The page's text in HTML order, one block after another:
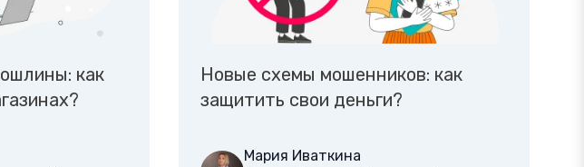
как
Новые схемы мошенников: как
защитить свои деньги?
Мария Иваткина